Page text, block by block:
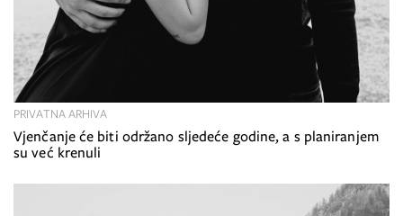
Vjenčanje će biti održano sljedeće godine, a s planiranjem
su već krenuli
PRIVATNA ARHIVA